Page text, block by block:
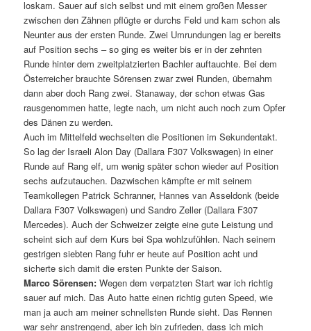
loskam. Sauer auf sich selbst und mit einem großen Messer
zwischen den Zähnen pflügte er durchs Feld und kam schon als
Neunter aus der ersten Runde. Zwei Umrundungen lag er bereits
auf Position sechs – so ging es weiter bis er in der zehnten
Runde hinter dem zweitplatzierten Bachler auftauchte. Bei dem
Österreicher brauchte Sörensen zwar zwei Runden, übernahm
dann aber doch Rang zwei. Stanaway, der schon etwas Gas
rausgenommen hatte, legte nach, um nicht auch noch zum Opfer
des Dänen zu werden.
Auch im Mittelfeld wechselten die Positionen im Sekundentakt.
So lag der Israeli Alon Day (Dallara F307 Volkswagen) in einer
Runde auf Rang elf, um wenig später schon wieder auf Position
sechs aufzutauchen. Dazwischen kämpfte er mit seinem
Teamkollegen Patrick Schranner, Hannes van Asseldonk (beide
Dallara F307 Volkswagen) und Sandro Zeller (Dallara F307
Mercedes). Auch der Schweizer zeigte eine gute Leistung und
scheint sich auf dem Kurs bei Spa wohlzufühlen. Nach seinem
gestrigen siebten Rang fuhr er heute auf Position acht und
sicherte sich damit die ersten Punkte der Saison.
Marco Sörensen: Wegen dem verpatzten Start war ich richtig
sauer auf mich. Das Auto hatte einen richtig guten Speed, wie
man ja auch am meiner schnellsten Runde sieht. Das Rennen
war sehr anstrengend, aber ich bin zufrieden, dass ich mich